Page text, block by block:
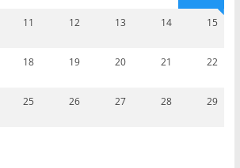
11 12 13 14 15
18 19 20 21 22
25 26 27 28 29